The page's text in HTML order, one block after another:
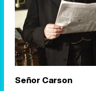
Señor Carson